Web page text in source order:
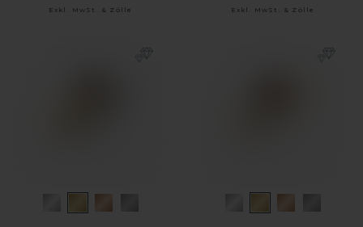
Exkl. MwSt. & Zölle Exkl. MwSt. & Zölle